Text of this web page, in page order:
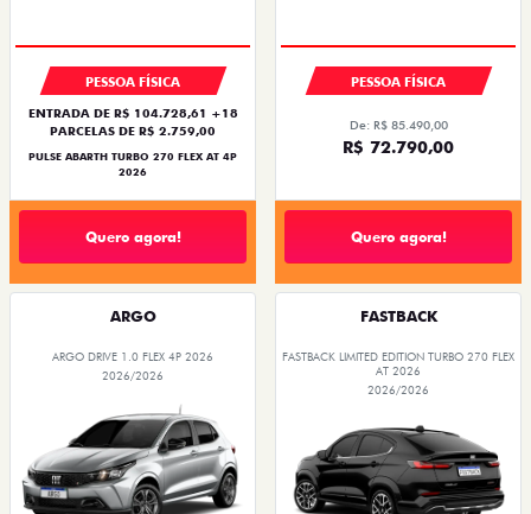
PESSOA FÍSICA
ENTRADA DE R$ 104.728,61 +18
PARCELAS DE R$ 2.759,00
PULSE ABARTH TURBO 270 FLEX AT 4P
2026
Quero agora!
PESSOA FÍSICA
De: R$ 85.490,00
R$ 72.790,00
Quero agora!
ARGO
ARGO DRIVE 1.0 FLEX 4P 2026
2026/2026
FASTBACK
FASTBACK LIMITED EDITION TURBO 270 FLEX
AT 2026
2026/2026